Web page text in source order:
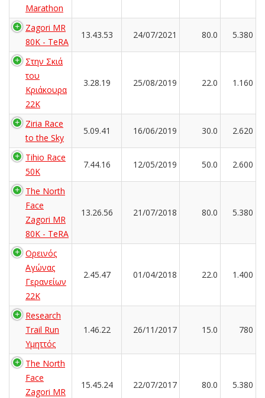
Marathon
Zagori MR
80K - TeRA
13.43.53 24/07/2021 80.0 5.380
Στην Σκιά
του
Κριάκουρα
22K
3.28.19 25/08/2019 22.0 1.160
Ziria Race
to the Sky
5.09.41 16/06/2019 30.0 2.620
Tihio Race
50K
7.44.16 12/05/2019 50.0 2.600
The North
Face
Zagori MR
80K - TeRA
13.26.56 21/07/2018 80.0 5.380
Ορεινός
Αγώνας
Γερανείων
22Κ
2.45.47 01/04/2018 22.0 1.400
Research
Trail Run
Υμηττός
1.46.22 26/11/2017 15.0 780
The North
Face
Zagori MR
15.45.24 22/07/2017 80.0 5.380